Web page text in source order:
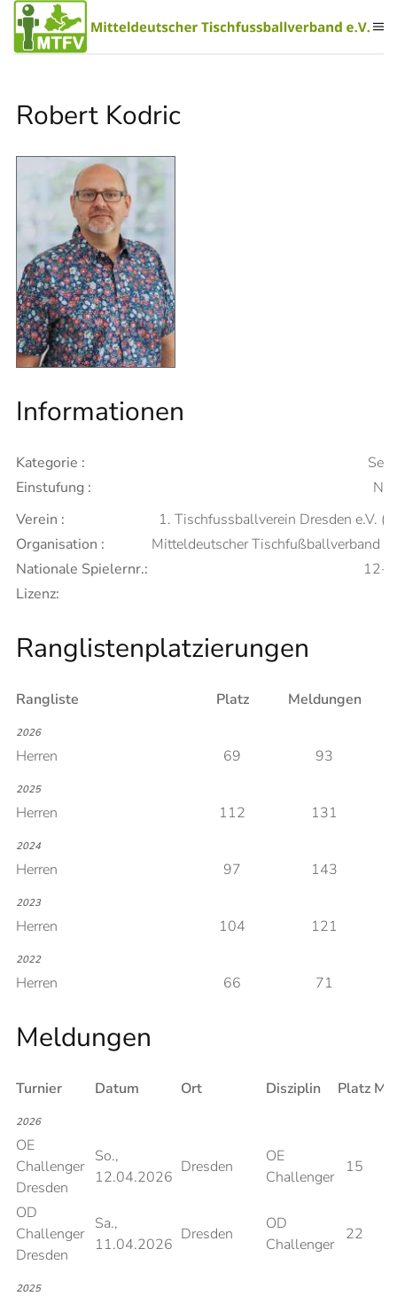
Zum Hauptinhalt springen
Robert Kodric
Informationen
Kategorie :
Einstufung :
Verein :
1. Tischfussballverein Dresden e.V.
Organisation :
Mitteldeutscher Tischfußballverband
Nationale Spielernr.:
12-
Lizenz:
Ranglistenplatzierungen
Rangliste Platz Meldungen
2026
Herren 69 93
2025
Herren 112 131
2024
Herren 97 143
2023
Herren 104 121
2022
Herren 66 71
Meldungen
Turnier Datum Ort Disziplin Platz
2026
OE
Challenger
Dresden
So.,
12.04.2026
Dresden
OE
Challenger
15
OD
Challenger
Dresden
Sa.,
11.04.2026
Dresden
OD
Challenger
22
2025